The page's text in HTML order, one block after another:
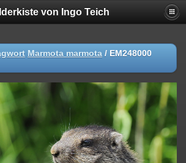
von Ingo Teich
Marmota marmota / EM248000